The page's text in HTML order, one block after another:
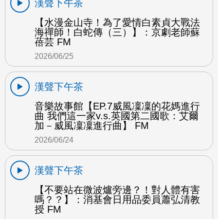
漢聲下午茶
【水漫金山寺！為了愛情白素貞大戰法
海禪師！白蛇傳（三）】：京劇老師蘇
蓓芸 FM
2026/06/25
漢聲下午茶
音樂故事館【EP.7威風凜凜的花媽進行
曲 我們這一家v.s.英國第二國歌：艾爾
加－威風凜凜進行曲】 FM
2026/06/24
漢聲下午茶
【不要站在微波爐旁邊？！對人體有害
嗎？？】：消基會日用品委員蕭弘清教
授 FM